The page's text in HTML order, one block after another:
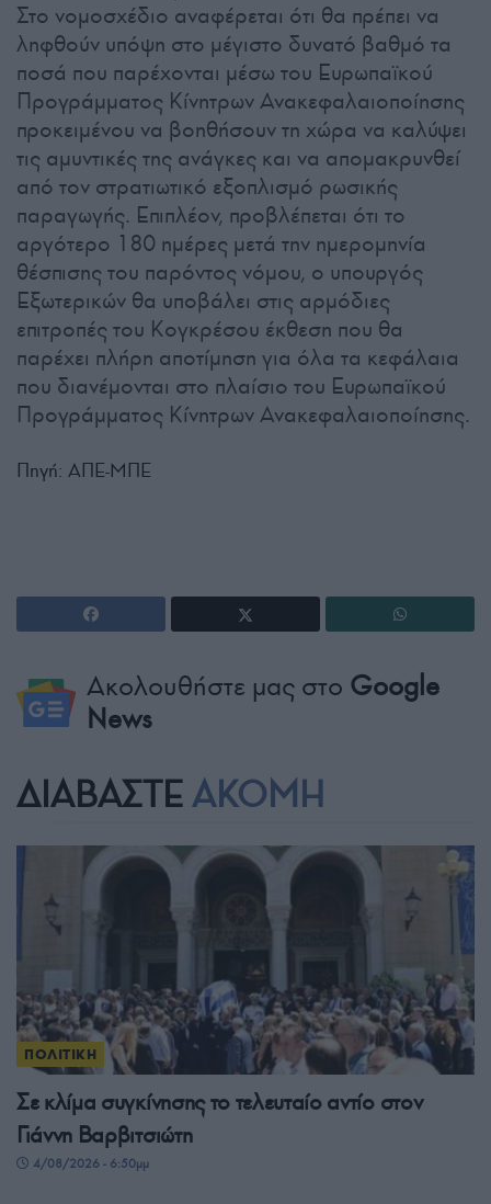
Στο νομοσχέδιο αναφέρεται ότι θα πρέπει να
ληφθούν υπόψη στο μέγιστο δυνατό βαθμό τα
ποσά που παρέχονται μέσω του Ευρωπαϊκού
Προγράμματος Κίνητρων Ανακεφαλαιοποίησης
προκειμένου να βοηθήσουν τη χώρα να καλύψει
τις αμυντικές της ανάγκες και να απομακρυνθεί
από τον στρατιωτικό εξοπλισμό ρωσικής
παραγωγής. Επιπλέον, προβλέπεται ότι το
αργότερο 180 ημέρες μετά την ημερομηνία
θέσπισης του παρόντος νόμου, ο υπουργός
Εξωτερικών θα υποβάλει στις αρμόδιες
επιτροπές του Κογκρέσου έκθεση που θα
παρέχει πλήρη αποτίμηση για όλα τα κεφάλαια
που διανέμονται στο πλαίσιο του Ευρωπαϊκού
Προγράμματος Κίνητρων Ανακεφαλαιοποίησης.
Πηγή: ΑΠΕ-ΜΠΕ
Ακολουθήστε μας στο Google
News
ΔΙΑΒΑΣΤΕ ΑΚΟΜΗ
ΠΟΛΙΤΙΚΗ
Σε κλίμα συγκίνησης το τελευταίο αντίο στον
Γιάννη Βαρβιτσιώτη
4/08/2026 - 6:50μμ